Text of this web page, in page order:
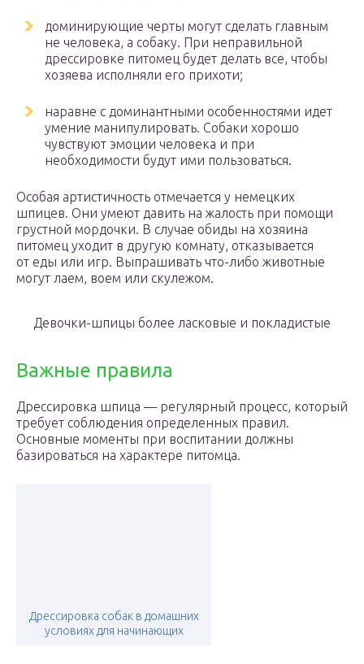
доминирующие черты могут сделать главным
не человека, а собаку. При неправильной
дрессировке питомец будет делать все, чтобы
хозяева исполняли его прихоти;
наравне с доминантными особенностями идет
умение манипулировать. Собаки хорошо
чувствуют эмоции человека и при
необходимости будут ими пользоваться.
Особая артистичность отмечается у немецких
шпицев. Они умеют давить на жалость при помощи
грустной мордочки. В случае обиды на хозяина
питомец уходит в другую комнату, отказывается
от еды или игр. Выпрашивать что-либо животные
могут лаем, воем или скулежом.
Девочки-шпицы более ласковые и покладистые
Важные правила
Дрессировка шпица — регулярный процесс, который
требует соблюдения определенных правил.
Основные моменты при воспитании должны
базироваться на характере питомца.
Дрессировка собак в домашних
условиях для начинающих